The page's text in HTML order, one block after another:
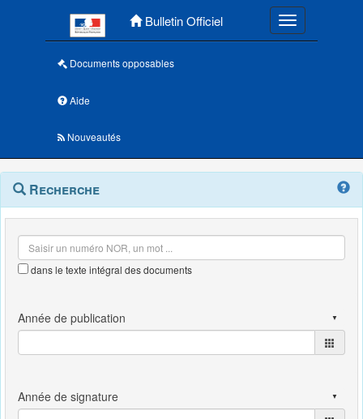
Bulletin Officiel Toggle
Documents opposables
Aide
Nouveautés
Navigation
outils
Menu
contextuel
Recherche
dans le texte intégral des documents